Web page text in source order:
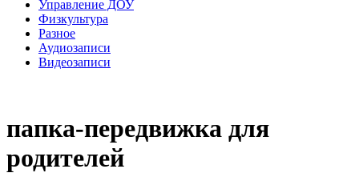
Управление ДОУ
Физкультура
Разное
Аудиозаписи
Видеозаписи
папка-передвижка для
родителей